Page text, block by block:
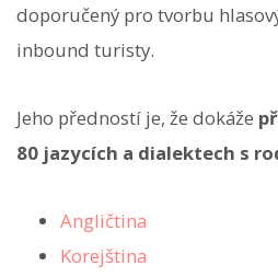
doporučený pro tvorbu
inbound turisty.
Jeho předností je, že dokáže
80 jazycích a dialektech s
Angličtina
Korejština